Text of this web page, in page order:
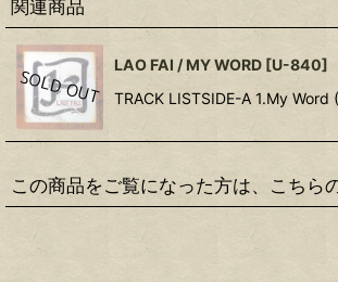
関連商品
LAO FAI / MY WORD [U-840]
TRACK LISTSIDE-A 1.My
この商品をご覧になった方は、こちら